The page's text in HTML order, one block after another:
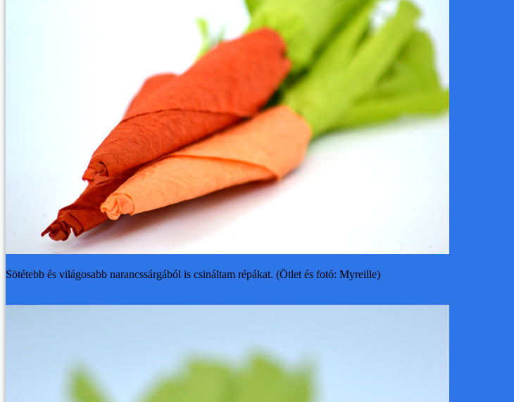
Sötétebb és világosabb narancssárgából is csináltam répákat. (Ötlet és fotó: Myreille)